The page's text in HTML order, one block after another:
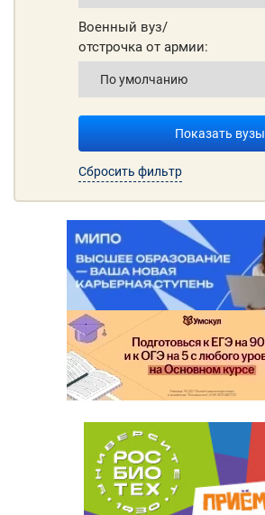
Военный вуз/
отстрочка от армии:
Показать вузы
Сбросить фильтр